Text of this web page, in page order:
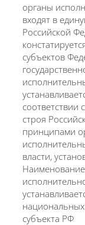
органы
входят в
Российской
субъектов
соответствии
строя
принципами
власти,
субъекта РФ